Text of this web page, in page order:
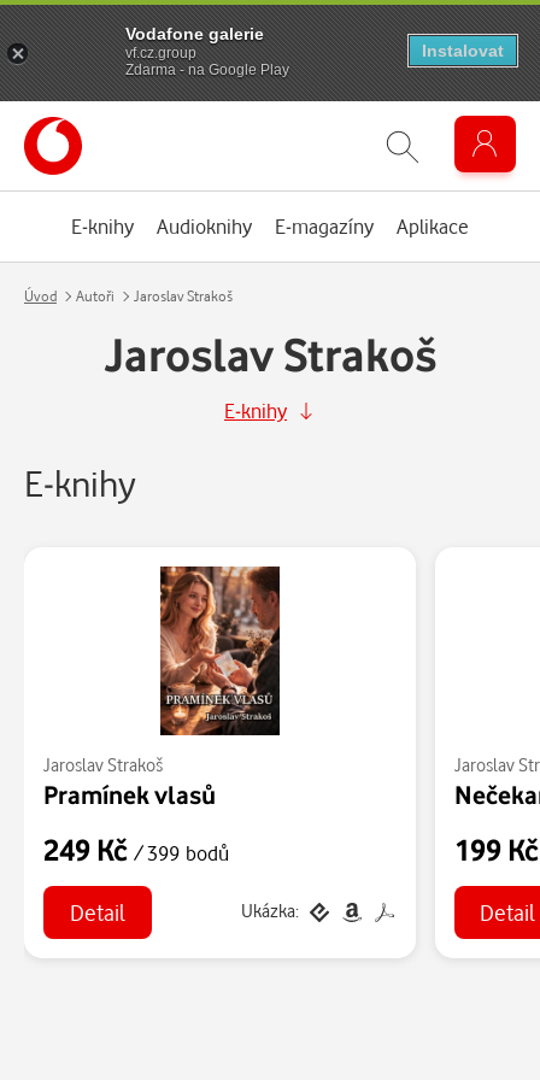
E-knihy Audioknihy E-magazíny Aplikace
Úvod Autoři Jaroslav Strakoš
Jaroslav Strakoš
E-knihy
E-knihy
Jaroslav Strakoš
Pramínek vlasů
249 Kč / 399 bodů
Detail Ukázka:
Jaroslav
199
Detail
Vodafone galerie
vf.cz.group
Zdarma - na Google Play
Instalovat